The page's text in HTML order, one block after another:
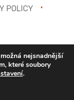
POLICY
nejsnadnější
které soubory
.